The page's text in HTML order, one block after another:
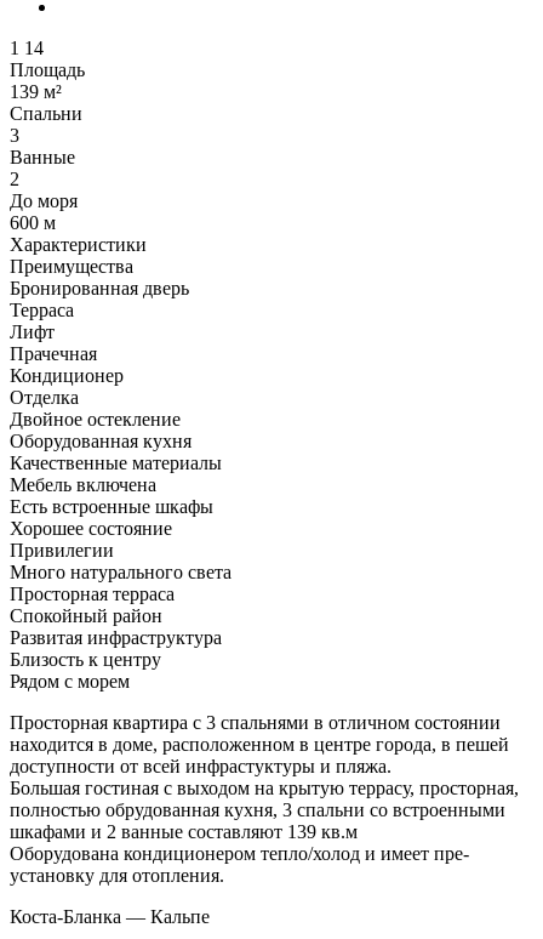
1 14
Площадь
139 м²
Спальни
3
Ванные
2
До моря
600 м
Характеристики
Преимущества
Бронированная дверь
Терраса
Лифт
Прачечная
Кондиционер
Отделка
Двойное остекление
Оборудованная кухня
Качественные материалы
Мебель включена
Есть встроенные шкафы
Хорошее состояние
Привилегии
Много натурального света
Просторная терраса
Спокойный район
Развитая инфраструктура
Близость к центру
Рядом с морем
Просторная квартира с 3 спальнями в отличном состоянии
находится в доме, расположенном в центре города, в пешей
доступности от всей инфрастуктуры и пляжа.
Большая гостиная с выходом на крытую террасу, просторная,
полностью обрудованная кухня, 3 спальни со встроенными
шкафами и 2 ванные составляют 139 кв.м
Оборудована кондиционером тепло/холод и имеет пре-
установку для отопления.
Коста-Бланка — Кальпе